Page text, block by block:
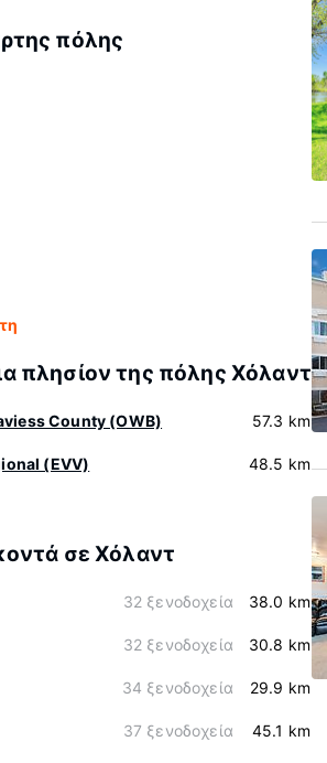
πόλης
πλησίον της πόλης Χόλαντ
County (OWB) 57.3 km
(EVV) 48.5 km
σε Χόλαντ
32 ξενοδοχεία 38.0 km
32 ξενοδοχεία 30.8 km
34 ξενοδοχεία 29.9 km
37 ξενοδοχεία 45.1 km